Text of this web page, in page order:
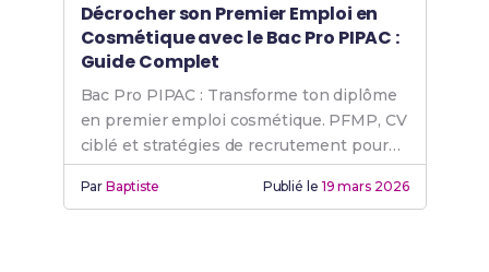
Décrocher son Premier Emploi en
Cosmétique avec le Bac Pro PIPAC :
Guide Complet
Bac Pro PIPAC : Transforme ton diplôme
en premier emploi cosmétique. PFMP, CV
ciblé et stratégies de recrutement pour
réussir.
ParBaptiste Publié le 19 mars 2026